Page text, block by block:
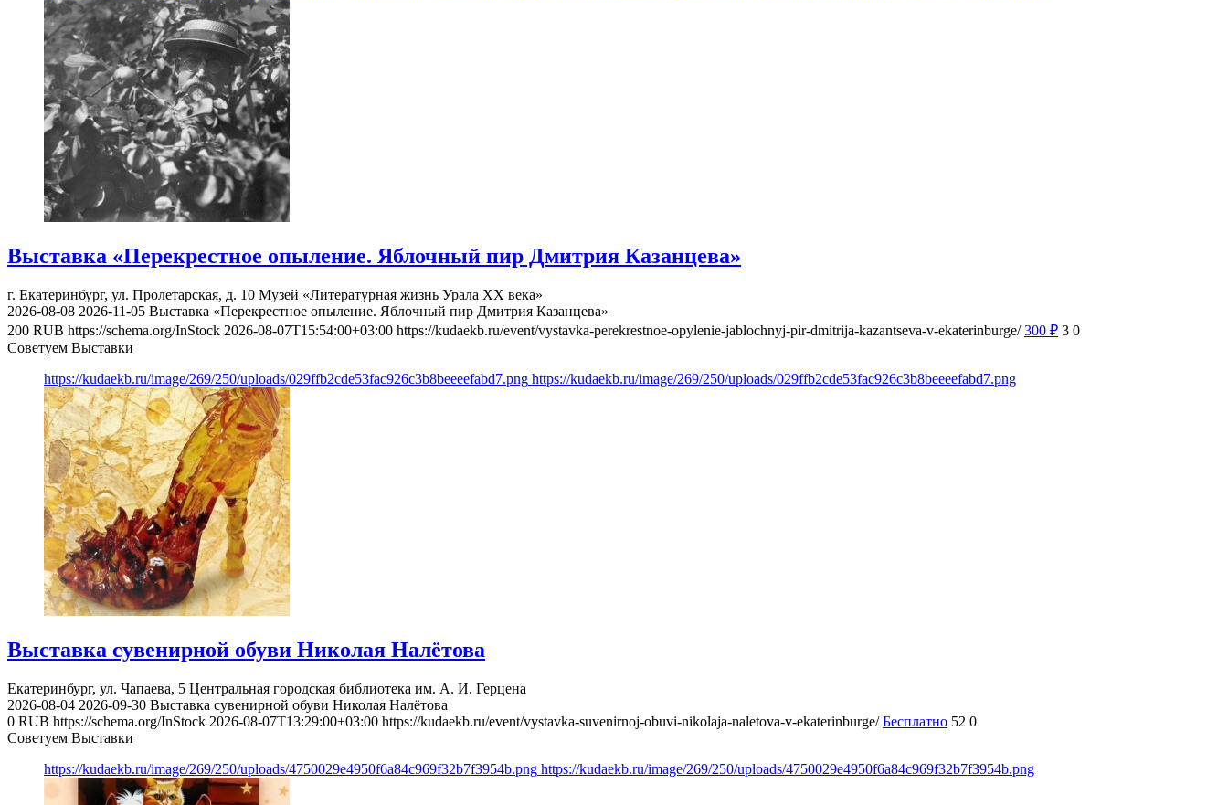
Выставка «Перекрестное опыление. Яблочный пир Дмитрия Казанцева»
г. Екатеринбург, ул. Пролетарская, д. 10 Музей «Литературная жизнь Урала ХХ века»
2026-08-08 2026-11-05 Выставка «Перекрестное опыление. Яблочный пир Дмитрия Казанцева»
200 RUB https://schema.org/InStock 2026-08-07T15:54:00+03:00 https://kudaekb.ru/event/vystavka-perekrestnoe-opylenie-jablochnyj-pir-dmitrija-kazantseva-v-ekaterinburge/ 300 ₽ 3 0
Советуем Выставки
https://kudaekb.ru/image/269/250/uploads/029ffb2cde53fac926c3b8beeeefabd7.png https://kudaekb.ru/image/269/250/uploads/029ffb2cde53fac926c3b8beeeefabd7.png
Выставка сувенирной обуви Николая Налётова
Екатеринбург, ул. Чапаева, 5 Центральная городская библиотека им. А. И. Герцена
2026-08-04 2026-09-30 Выставка сувенирной обуви Николая Налётова
0 RUB https://schema.org/InStock 2026-08-07T13:29:00+03:00 https://kudaekb.ru/event/vystavka-suvenirnoj-obuvi-nikolaja-naletova-v-ekaterinburge/ Бесплатно 52 0
Советуем Выставки
https://kudaekb.ru/image/269/250/uploads/4750029e4950f6a84c969f32b7f3954b.png https://kudaekb.ru/image/269/250/uploads/4750029e4950f6a84c969f32b7f3954b.png